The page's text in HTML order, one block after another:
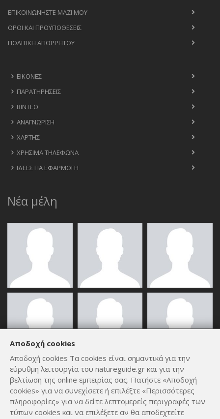
ΕΠΙΚΟΙΝΩΝΉΣΤΕ ΜΑΖΊ ΜΟΥ
ΟΡΟΙ ΚΑΙ ΠΡΟΫΠΟΘΈΣΕΙΣ
ΠΟΛΙΤΙΚΉ ΑΠΟΡΡΉΤΟΥ
ΕΙΚΌΝΕΣ
ΠΑΡΑΤΗΡΉΣΕΙΣ
ΒΊΝΤΕΟ
ΑΝΑΓΝΏΡΙΣΗ
ΧΆΡΤΗΣ
ΧΡΉΣΙΜΑ ΤΗΛΈΦΩΝΑ
ΙΔΈΕΣ ΓΙΑ ΕΦΑΡΜΟΓΉ
Νέα μέλη
ΟΛΑ ΤΑ ΜΈΛΗ
Αποδοχή cookies
Αποδοχή cookies Τα cookies είναι σημαντικά για την
εύρυθμη λειτουργία του natureguide.gr και για την
βελτίωση της online εμπειρίας σας. Πατήστε «Αποδοχή
cookies» για να συνεχίσετε ή επιλέξτε «Περισσότερες
πληροφορίες» για να δείτε λεπτομερείς περιγραφές των
τύπων cookies και να επιλέξετε αν θα αποδεχτείτε